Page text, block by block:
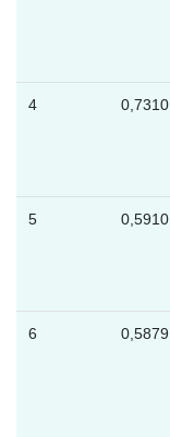
4 0,7310
5 0,5910
6 0,5879